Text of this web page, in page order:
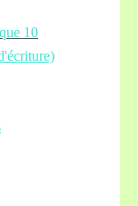
10